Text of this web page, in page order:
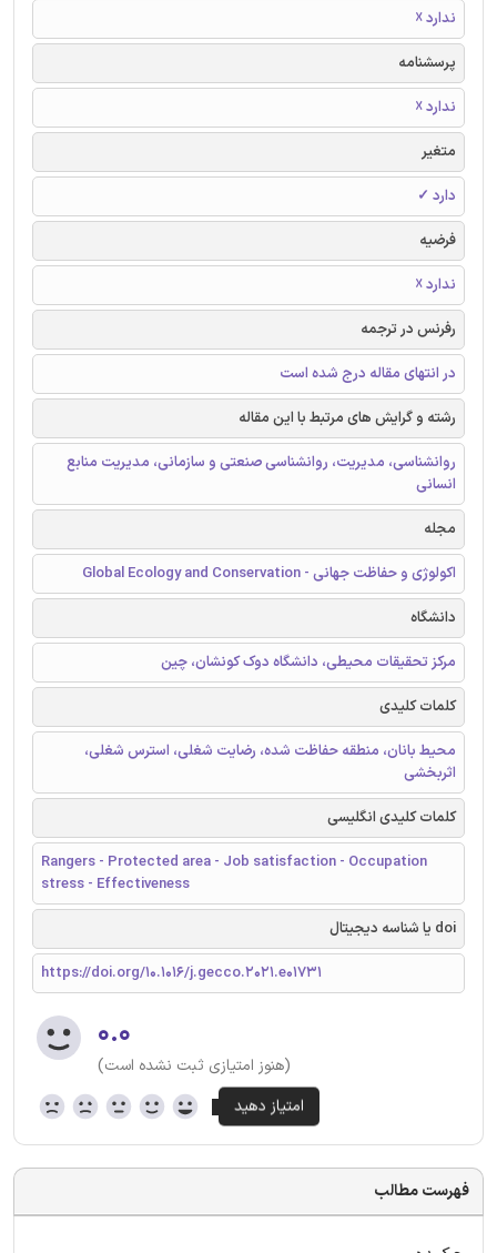
ندارد ☓
پرسشنامه
ندارد ☓
متغیر
دارد ✓
فرضیه
ندارد ☓
رفرنس در ترجمه
در انتهای مقاله درج شده است
رشته و گرایش های مرتبط با این مقاله
روانشناسی، مدیریت، روانشناسی صنعتی و سازمانی، مدیریت منابع
انسانی
مجله
اکولوژی و حفاظت جهانی - Global Ecology and Conservation
دانشگاه
مرکز تحقیقات محیطی، دانشگاه دوک کونشان، چین
کلمات کلیدی
محیط بانان، منطقه حفاظت شده، رضایت شغلی، استرس شغلی،
اثربخشی
کلمات کلیدی انگلیسی
Rangers - Protected area - Job satisfaction - Occupation
stress - Effectiveness
doi یا شناسه دیجیتال
https://doi.org/10.1016/j.gecco.2021.e01731
۰.۰
(هنوز امتیازی ثبت نشده است)
فهرست مطالب